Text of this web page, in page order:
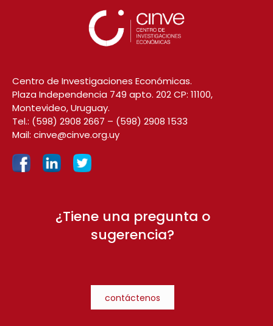
Centro de Investigaciones Económicas.
Plaza Independencia 749 apto. 202 CP: 11100,
Montevideo, Uruguay.
Tel.: (598) 2908 2667 – (598) 2908 1533
Mail: cinve@cinve.org.uy
¿Tiene una pregunta o
sugerencia?
contáctenos